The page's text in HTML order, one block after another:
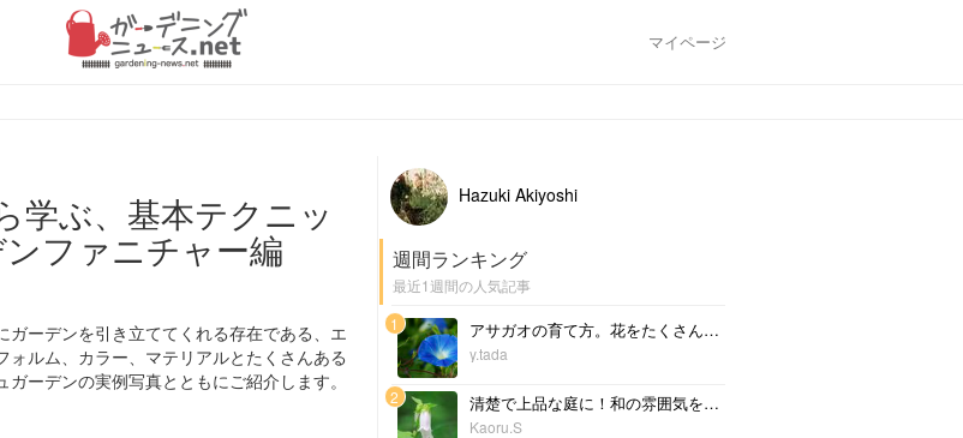
マイページ
学ぶ、基本テクニッ
ファニチャー編
ーデンを引き立ててくれる存在である、エ
ルム、カラー、マテリアルとたくさんある
ーデンの実例写真とともにご紹介します。
Hazuki Akiyoshi
週間ランキング
最近1週間の人気記事
1
アサガオの育て方。花をたくさん咲かせる方法や種の収穫方法
y.tada
2 清楚で上品な庭に！和の雰囲気を持つ植物の魅力～春・夏～
Kaoru.S